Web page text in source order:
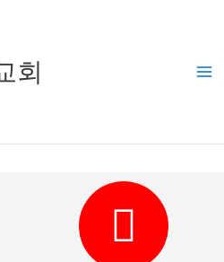
회